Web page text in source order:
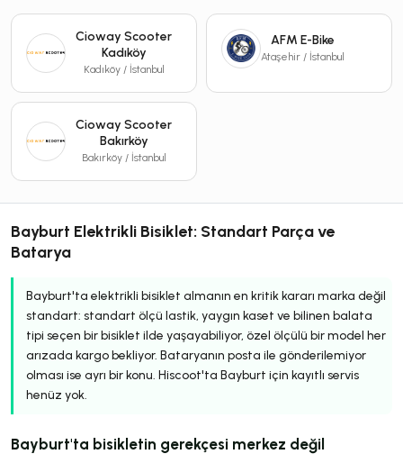
Cioway Scooter
Kadıköy
Kadıköy / İstanbul
AFM E-Bike
Ataşehir / İstanbul
Cioway Scooter
Bakırköy
Bakırköy / İstanbul
Bayburt Elektrikli Bisiklet: Standart Parça ve
Batarya
Bayburt'ta elektrikli bisiklet almanın en kritik kararı marka değil
standart: standart ölçü lastik, yaygın kaset ve bilinen balata
tipi seçen bir bisiklet ilde yaşayabiliyor, özel ölçülü bir model her
arızada kargo bekliyor. Bataryanın posta ile gönderilemiyor
olması ise ayrı bir konu. Hiscoot'ta Bayburt için kayıtlı servis
henüz yok.
Bayburt'ta bisikletin gerekçesi merkez değil